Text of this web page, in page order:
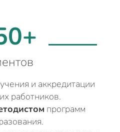
и аккредитации
работников.
программ